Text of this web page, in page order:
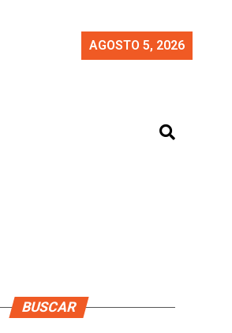
AGOSTO 5, 2026
BUSCAR